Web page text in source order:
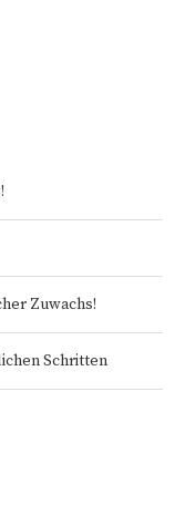
Zuwachs!
Schritten